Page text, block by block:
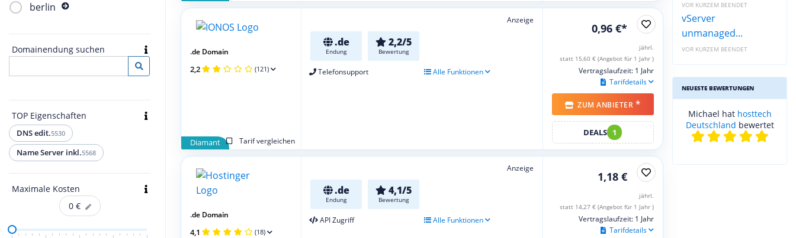
berlin
Domainendung suchen
TOP Eigenschaften
DNS edit.5530
Name Server inkl.5568
Maximale Kosten
0 €
Anzeige
.de
Endung
2,2/5
Bewertung
Telefonsupport Alle Funktionen
Diamant Tarif vergleichen
.de Domain
2,2 (121)
0,96 €*
jährl.
statt 15,60 € (Angebot für 1 Jahr )
Vertragslaufzeit: 1 Jahr
Tarifdetails
ZUM ANBIETER *
DEALS 1
Anzeige
.de
Endung
4,1/5
Bewertung
API Zugriff Alle Funktionen
.de Domain
4,1 (18)
1,18 €
jährl.
statt 14,27 € (Angebot für 1 Jahr )
Vertragslaufzeit: 1 Jahr
Tarifdetails
VOR KURZEM BEENDET
vServer
unmanaged...
VOR KURZEM BEENDET
NEUESTE BEWERTUNGEN
Michael hat hosttech
Deutschland bewertet